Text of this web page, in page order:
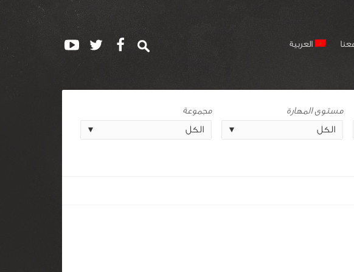
العربية
مستوى المهارة
مجموعة